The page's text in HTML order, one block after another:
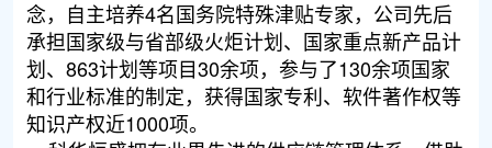
念，自主培养4名国务院特殊津贴专家，公司先后
承担国家级与省部级火炬计划、国家重点新产品计
划、863计划等项目30余项，参与了130余项国家
和行业标准的制定，获得国家专利、软件著作权等
知识产权近1000项。